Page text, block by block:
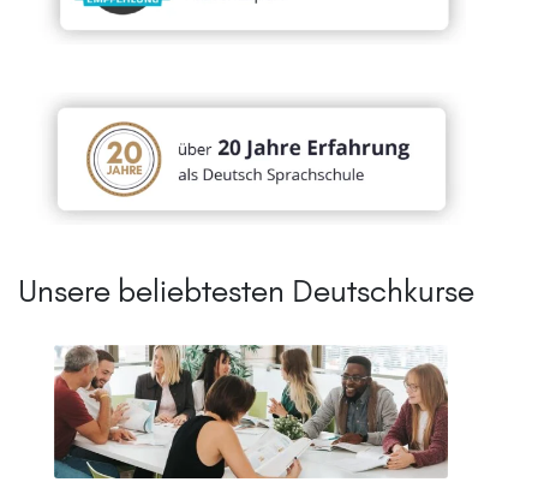
Unsere beliebtesten Deutschkurse